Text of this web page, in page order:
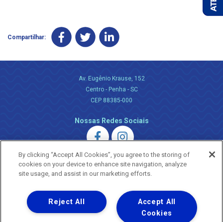
Compartilhar:
Av. Eugênio Krause, 152
Centro - Penha - SC
CEP 88385-000
Nossas Redes Sociais
Uma empresa
Copyright ® 2026 - Todos os Direitos Reservados.
Nossa natureza movimenta a vida
By clicking “Accept All Cookies”, you agree to the storing of
cookies on your device to enhance site navigation, analyze
site usage, and assist in our marketing efforts.
Accept All
Cookies
Reject All